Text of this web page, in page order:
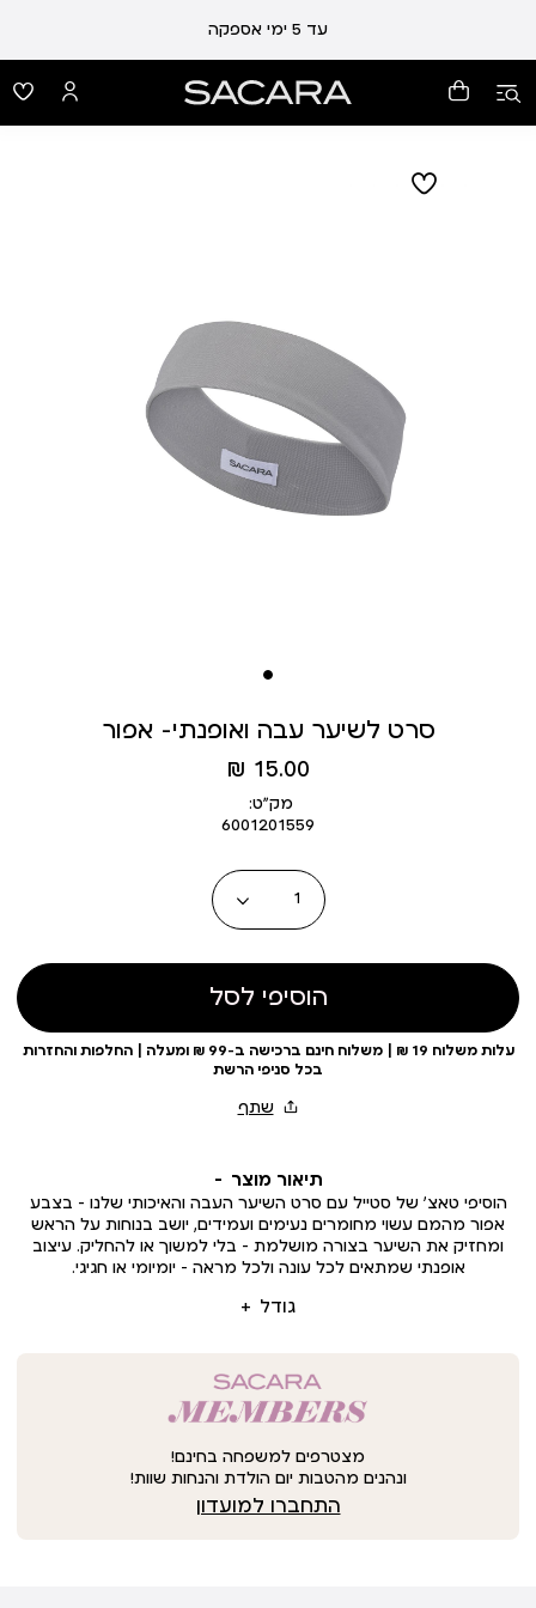
עד 5 ימי אספקה
סרט לשיער עבה ואופנתי- אפור
מחיר
מוצר
15.00 ₪
מק״ט:
6001201559
כמות
הוסיפי לסל
עלות משלוח 19 ₪ | משלוח חינם ברכישה ב-99 ₪ ומעלה | החלפות והחזרות
בכל סניפי הרשת
תיאור מוצר
גודל
הוסיפי טאצ’ של סטייל עם סרט השיער העבה והאיכותי שלנו - בצבע
אפור מהמם עשוי מחומרים נעימים ועמידים, יושב בנוחות על הראש
ומחזיק את השיער בצורה מושלמת – בלי למשוך או להחליק. עיצוב
אופנתי שמתאים לכל עונה ולכל מראה – יומיומי או חגיגי.
מצטרפים למשפחה בחינם!
ונהנים מהטבות יום הולדת והנחות שוות!
התחברו למועדון